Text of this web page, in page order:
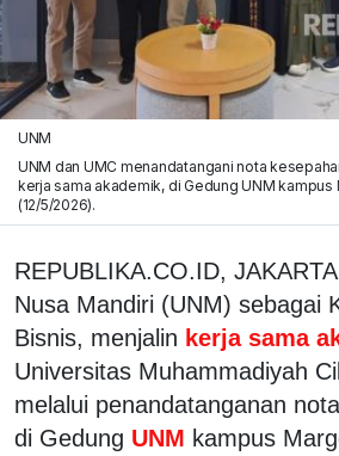
UNM
UNM dan UMC menandatangani nota
kerja sama akademik, di Gedung UNM kampus
(12/5/2026).
REPUBLIKA.CO.ID,
Nusa Mandiri (UNM) sebagai
Bisnis, menjalin kerja sama
Universitas Muhammadiyah
melalui penandatanganan
di Gedung UNM kampus